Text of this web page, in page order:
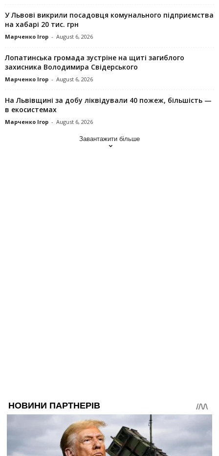
У Львові викрили посадовця комунального підприємства
на хабарі 20 тис. грн
Марченко Ігор - August 6, 2026
Лопатинська громада зустріне на щиті загиблого
захисника Володимира Свідерського
Марченко Ігор - August 6, 2026
На Львівщині за добу ліквідували 40 пожеж, більшість —
в екосистемах
Марченко Ігор - August 6, 2026
Завантажити більше